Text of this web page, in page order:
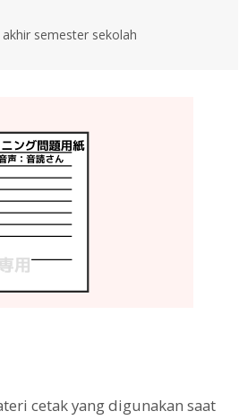
semester sekolah
cetak yang digunakan saat